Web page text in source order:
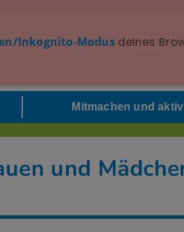
Mitmachen und
und
Inkognito-Modusdeines